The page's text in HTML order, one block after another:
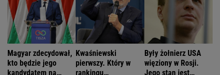
Magyar zdecydował,
kto będzie jego
kandydatem na
Kwaśniewski
pierwszy. Który w
rankingu
Były żołnierz USA
więziony w Rosji.
Jego stan jest